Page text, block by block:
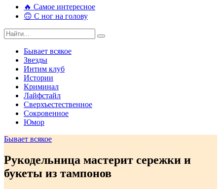
🔥 Самое интересное
🙃 С ног на голову
Бывает всякое
Звезды
Интим клуб
Истории
Криминал
Лайфстайл
Сверхъестественное
Сокровенное
Юмор
Бывает всякое
Рукодельница мастерит сережки и
букеты из тампонов